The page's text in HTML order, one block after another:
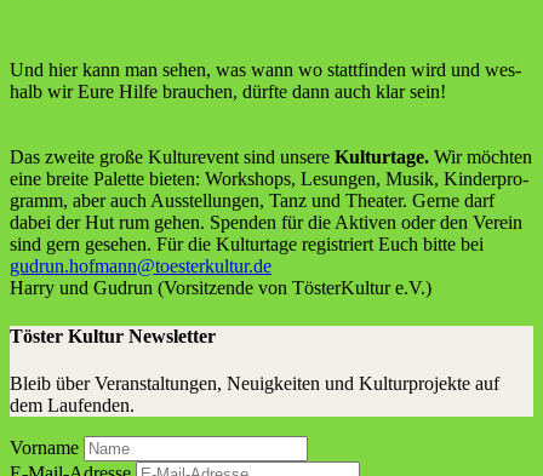
Und hier kann man sehen, was wann wo statt­fin­den wird und wes­
halb wir Eure Hil­fe brau­chen, dürf­te dann auch klar sein!
Das zwei­te gro­ße Kul­tur­event sind unse­re Kul­tur­ta­ge. Wir möch­ten
eine brei­te Palet­te bie­ten: Work­shops, Lesun­gen, Musik, Kin­der­pro­
gramm, aber auch Aus­stel­lun­gen, Tanz und Thea­ter. Ger­ne darf
dabei der Hut rum gehen. Spen­den für die Akti­ven oder den Ver­ein
sind gern gese­hen. Für die Kul­tur­ta­ge regis­triert Euch bit­te bei
gudrun.hofmann@toesterkultur.de
Har­ry und Gud­run (Vor­sit­zen­de von Tös­ter­Kul­tur e.V.)
Töster Kultur Newsletter
Bleib über Veranstaltungen, Neuigkeiten und Kulturprojekte auf
dem Laufenden.
Vorname